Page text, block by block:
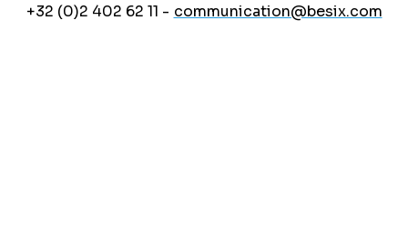
+32 (0)2 402 62 11 - communication@besix.com